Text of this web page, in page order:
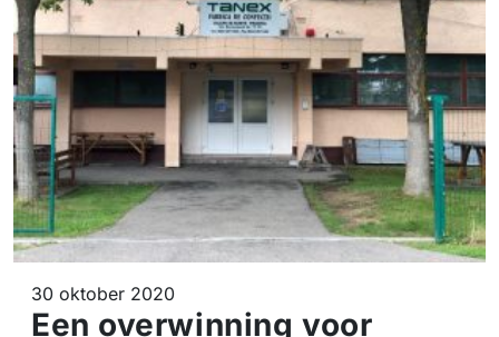
30 oktober 2020
Een overwinning voor